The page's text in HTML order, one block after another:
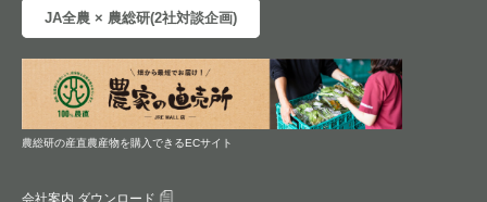
JA全農 × 農総研(2社対談企画)
農総研の産直農産物を購入できるECサイト
会社案内 ダウンロード